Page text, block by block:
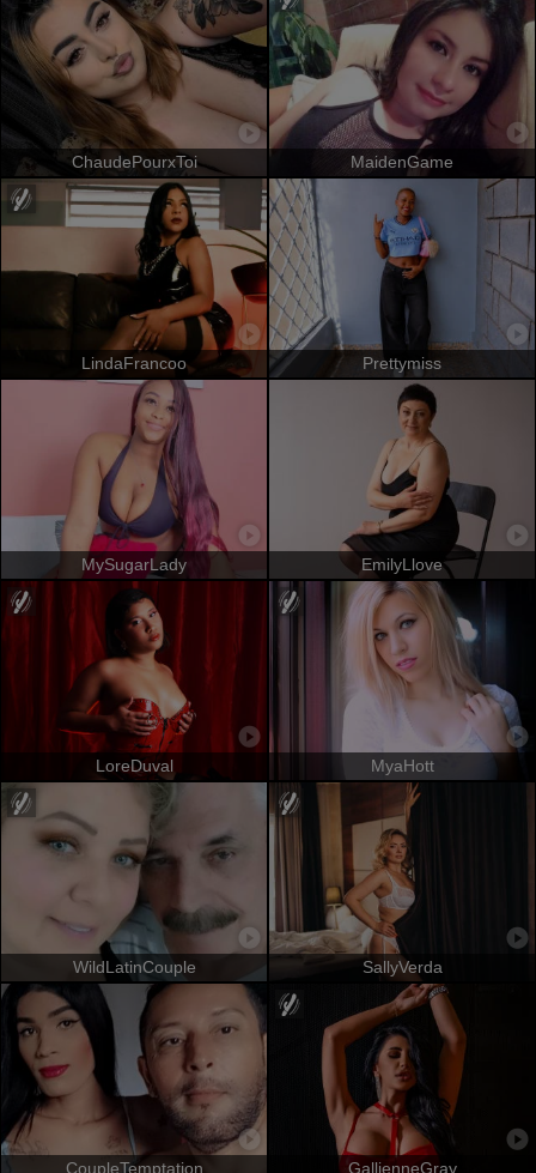
ChaudePourxToi MaidenGame
LindaFrancoo Prettymiss
MySugarLady EmilyLlove
LoreDuval MyaHott
WildLatinCouple SallyVerda
CoupleTemptation GallienneGray